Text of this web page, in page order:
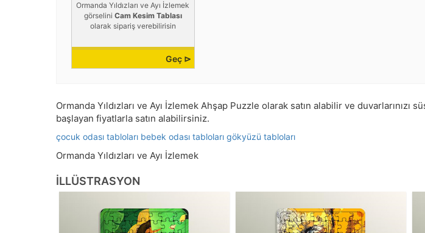
Ormanda Yıldızları ve Ayı İzlemek
görselini Cam Kesim Tablası
olarak sipariş verebilirisin
Geç ⊳
Ormanda Yıldızları ve Ayı İzlemek Ahşap Puzzle olarak satın alabilir ve duvarlarınızı
başlayan fiyatlarla satın alabilirsiniz.
çocuk odası tabloları bebek odası tabloları gökyüzü tabloları
Ormanda Yıldızları ve Ayı İzlemek
İLLÜSTRASYON